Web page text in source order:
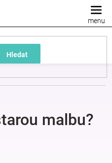
Hledat
malbu?